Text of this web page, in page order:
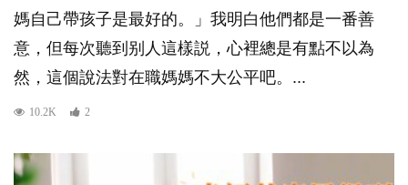
媽自己帶孩子是最好的。」我明白他們都是一番善
意，但每次聽到别人這樣説，心裡總是有點不以為
然，這個說法對在職媽媽不大公平吧。...
10.2K 2